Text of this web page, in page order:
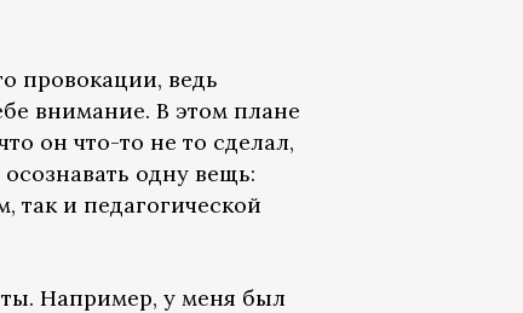
провокации, ведь
внимание. В этом плане
он что-то не то сделал,
одну вещь:
так и педагогической
Например, у меня был